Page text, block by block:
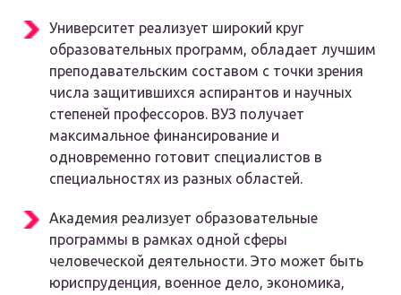
Университет реализует широкий круг
образовательных программ, обладает лучшим
преподавательским составом с точки зрения
числа защитившихся аспирантов и научных
степеней профессоров. ВУЗ получает
максимальное финансирование и
одновременно готовит специалистов в
специальностях из разных областей.
Академия реализует образовательные
программы в рамках одной сферы
человеческой деятельности. Это может быть
юриспруденция, военное дело, экономика,